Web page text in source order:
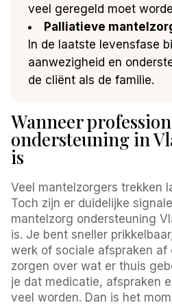
veel geregeld moet
Palliatieve
In de laatste levensfase
aanwezigheid en
de cliënt als de familie.
Wanneer
ondersteuning in
is
Veel mantelzorgers trekken
Toch zijn er duidelijke
mantelzorg ondersteuning
is. Je bent sneller
werk of sociale afspraken
zorgen over wat er thuis
je dat medicatie, afspraken
veel worden. Dan is het